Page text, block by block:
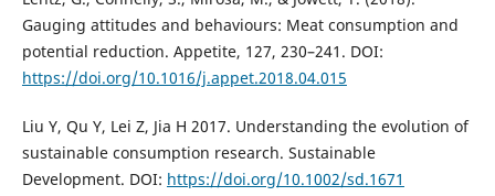
Gauging attitudes and behaviours: Meat consumption and
potential reduction. Appetite, 127, 230–241. DOI:
https://doi.org/10.1016/j.appet.2018.04.015
Liu Y, Qu Y, Lei Z, Jia H 2017. Understanding the evolution of
sustainable consumption research. Sustainable
Development. DOI: https://doi.org/10.1002/sd.1671